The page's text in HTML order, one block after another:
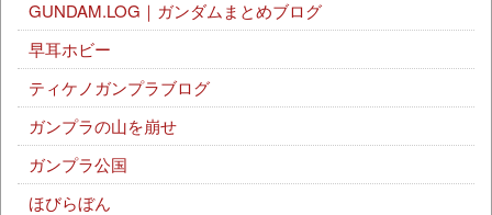
GUNDAM.LOG｜ガンダムまとめブログ
早耳ホビー
ティケノガンプラブログ
ガンプラの山を崩せ
ガンプラ公国
ほびらぼん